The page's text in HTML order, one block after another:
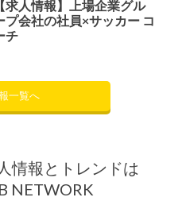
【求人情報】上場企業グル
プ会社の社員×サッカー コ
チ
一覧へ
情報とトレンドは
NETWORK